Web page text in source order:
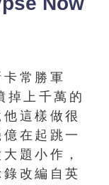
常勝軍
掉上千萬的
這樣做很
在起跳一
題小作，
改編自英